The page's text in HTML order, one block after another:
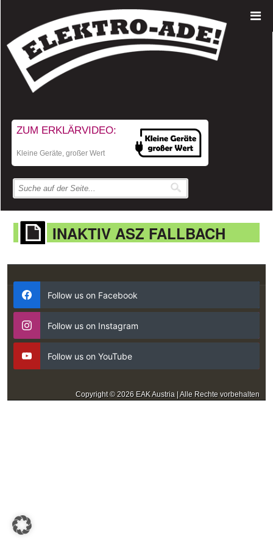
ZUM ERKLÄRVIDEO:
Kleine Geräte, großer Wert
INAKTIV ASZ FALLBACH
Follow us on Facebook
Follow us on Instagram
Follow us on YouTube
Copyright © 2026 EAK Austria | Alle Rechte vorbehalten